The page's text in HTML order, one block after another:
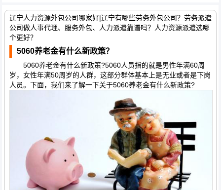
辽宁人力资源外包公司哪家好|辽宁有哪些劳务外包公司？劳务派遣
公司做人事代理、服务外包、人力派遣靠谱吗？人力资源派遣选哪
个更好？
5060养老金有什么新政策？
5060养老金有什么新政策?5060人员指的就是男性年满60周
岁，女性年满50周岁的人群，这部分群体基本上是无业或者是下岗
人员。下面，我们来了解一下关于5060养老金有什么新政策?